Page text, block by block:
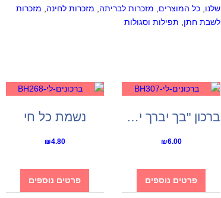
שלנו כל המוצרים מזכרות לבריתה מזכרות לחינה
מזכרות
לשבת חתן
תפילות וסגולות
ברכון "בך יברך ישראל"
₪6.00
פרטים נוספים
נשמת כל חי
₪4.80
פרטים נוספים